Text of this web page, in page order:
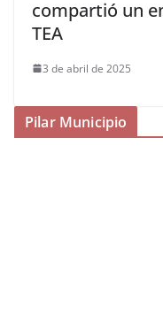
compartió un
TEA
3 de abril de 2025
Pilar Municipio